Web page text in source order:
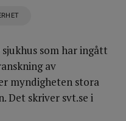
som har ingått
av
myndigheten stora
Det skriver svt.se i